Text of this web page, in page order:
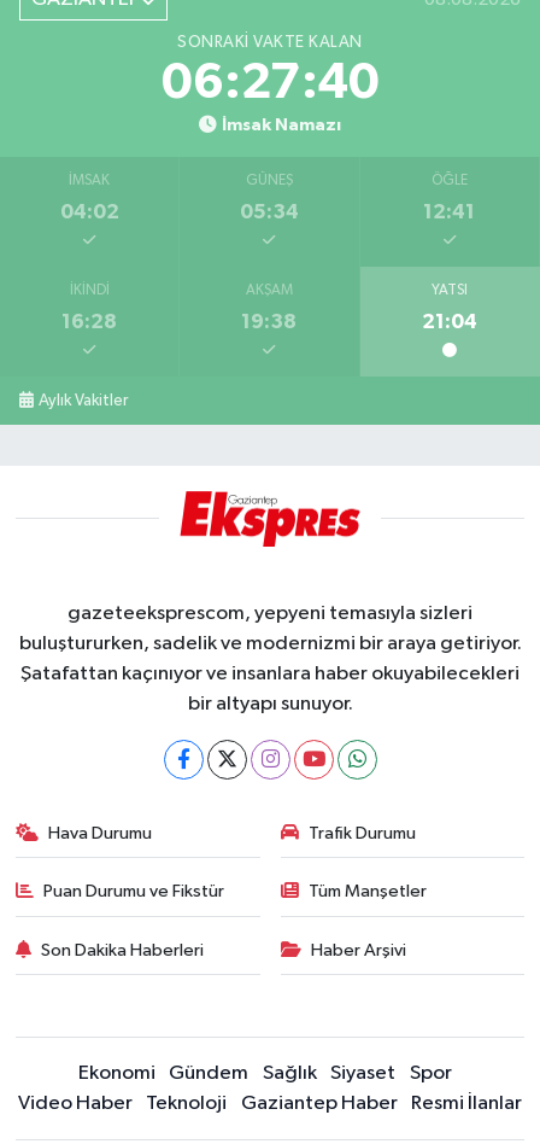
SONRAKI VAKTE KALAN
06:27:39
İmsak Namazı
İMSAK
04:02
GÜNEŞ
05:34
ÖĞLE
12:41
İKINDI
16:28
AKŞAM
19:38
YATSI
21:04
Aylık Vakitler
gazeteeksprescom, yepyeni temasıyla sizleri
buluştururken, sadelik ve modernizmi bir araya getiriyor.
Şatafattan kaçınıyor ve insanlara haber okuyabilecekleri
bir altyapı sunuyor.
Hava Durumu Trafik Durumu
Puan Durumu ve Fikstür Tüm Manşetler
Son Dakika Haberleri Haber Arşivi
Ekonomi Gündem Sağlık Siyaset
Spor
Video Haber
Teknoloji Gaziantep Haber Resmi İlanlar